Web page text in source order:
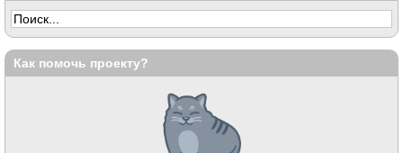
Как помочь проекту?